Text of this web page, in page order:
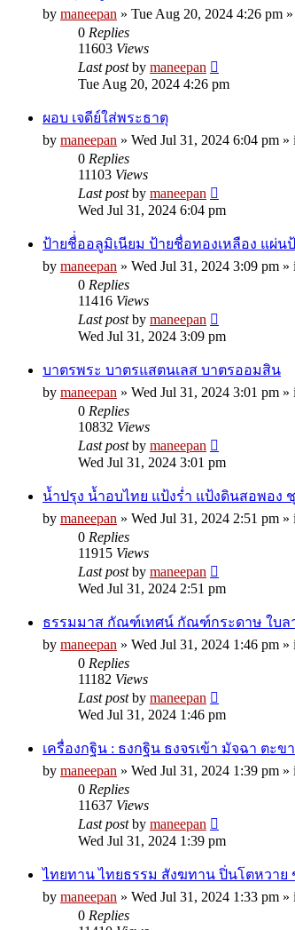
by maneepan » Tue Aug 20, 2024 4:26 pm
0 Replies
11603 Views
Last postby maneepan
Tue Aug 20, 2024 4:26 pm
ผอบ เจดีย์ใส่พระธาตุ
by maneepan » Wed Jul 31, 2024 6:04 pm »
0 Replies
11103 Views
Last postby maneepan
Wed Jul 31, 2024 6:04 pm
ป้ายชื่่ออลูมิเนียม ป้ายชื่อทองเหลือง แผ่น
by maneepan » Wed Jul 31, 2024 3:09 pm »
0 Replies
11416 Views
Last postby maneepan
Wed Jul 31, 2024 3:09 pm
บาตรพระ บาตรแสตนเลส บาตรออมสิน
by maneepan » Wed Jul 31, 2024 3:01 pm »
0 Replies
10832 Views
Last postby maneepan
Wed Jul 31, 2024 3:01 pm
น้ำปรุง น้ำอบไทย แป้งร่ำ แป้งดินสอพอง
by maneepan » Wed Jul 31, 2024 2:51 pm »
0 Replies
11915 Views
Last postby maneepan
Wed Jul 31, 2024 2:51 pm
ธรรมมาส กัณฑ์เทศน์ กัณฑ์กระดาษ ใบล
by maneepan » Wed Jul 31, 2024 1:46 pm »
0 Replies
11182 Views
Last postby maneepan
Wed Jul 31, 2024 1:46 pm
เครื่องกฐิน : ธงกฐิน ธงจรเข้า มัจฉา ตะข
by maneepan » Wed Jul 31, 2024 1:39 pm »
0 Replies
11637 Views
Last postby maneepan
Wed Jul 31, 2024 1:39 pm
ไทยทาน ไทยธรรม สังฆทาน ปิ่นโตหวาย
by maneepan » Wed Jul 31, 2024 1:33 pm »
0 Replies